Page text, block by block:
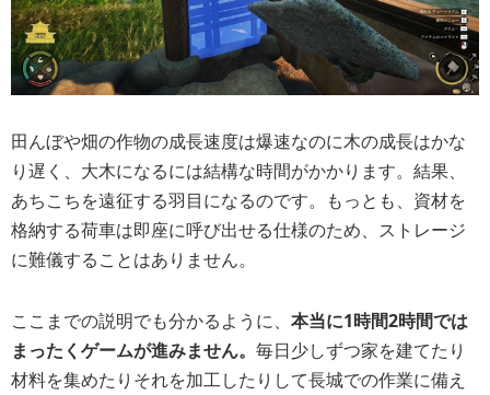
田んぼや畑の作物の成長速度は爆速なのに木の成長はかな
り遅く、大木になるには結構な時間がかかります。結果、
あちこちを遠征する羽目になるのです。もっとも、資材を
格納する荷車は即座に呼び出せる仕様のため、ストレージ
に難儀することはありません。
ここまでの説明でも分かるように、 本当に1時間2時間では
まったくゲームが進みません。 毎日少しずつ家を建てたり
材料を集めたりそれを加工したりして長城での作業に備え